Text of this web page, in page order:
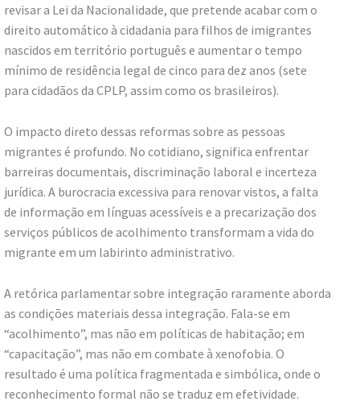
revisar a Lei da Nacionalidade, que pretende acabar com o
direito automático à cidadania para filhos de imigrantes
nascidos em território português e aumentar o tempo
mínimo de residência legal de cinco para dez anos (sete
para cidadãos da CPLP, assim como os brasileiros).
O impacto direto dessas reformas sobre as pessoas
migrantes é profundo. No cotidiano, significa enfrentar
barreiras documentais, discriminação laboral e incerteza
jurídica. A burocracia excessiva para renovar vistos, a falta
de informação em línguas acessíveis e a precarização dos
serviços públicos de acolhimento transformam a vida do
migrante em um labirinto administrativo.
A retórica parlamentar sobre integração raramente aborda
as condições materiais dessa integração. Fala-se em
“acolhimento”, mas não em políticas de habitação; em
“capacitação”, mas não em combate à xenofobia. O
resultado é uma política fragmentada e simbólica, onde o
reconhecimento formal não se traduz em efetividade.